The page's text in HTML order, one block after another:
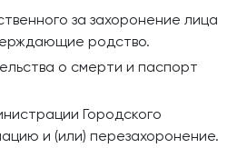
за захоронение лица
родство.
о смерти и паспорт
Городского
и (или) перезахоронение.